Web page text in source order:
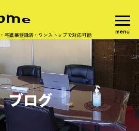
宅建業登録済・ワンストップで対応可能 menu
ブログ